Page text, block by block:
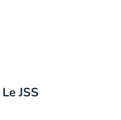
Le JSS